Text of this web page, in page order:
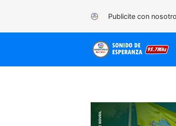
Publicite con